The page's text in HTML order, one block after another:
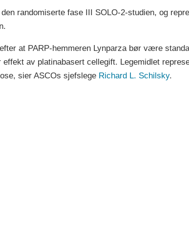
randomiserte fase III SOLO-2-studien, og
at PARP-hemmeren Lynparza bør være
av platinabasert cellegift. Legemidlet
sier ASCOs sjefslege Richard L. Schilsky.